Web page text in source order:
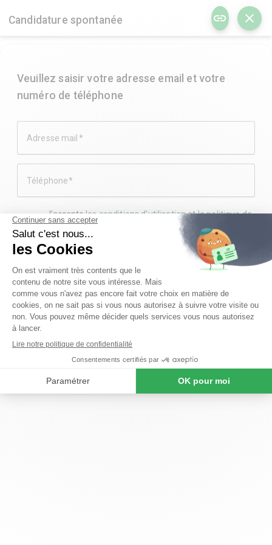
menu
share
Candidature spontanée link close
Veuillez saisir votre adresse email et votre
numéro de téléphone
Adresse mail
Téléphone
J’accepte les conditions d'utilisation et la politique de
confidentialité